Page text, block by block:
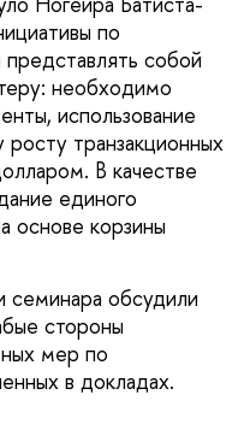
по
собой
необходимо
использование
транзакционных
В качестве
единого
основе корзины
семинара обсудили
стороны
мер по
в докладах.